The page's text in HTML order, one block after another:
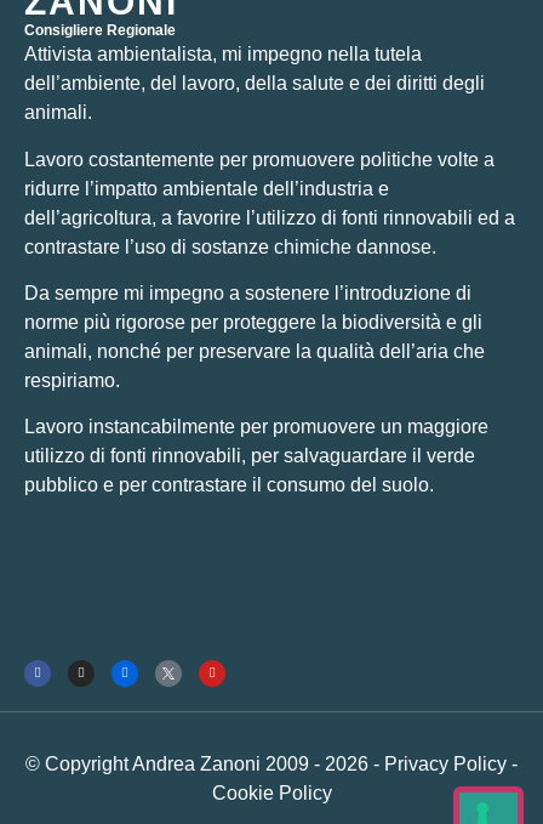
Consigliere Regionale
Attivista ambientalista, mi impegno nella tutela
dell’ambiente, del lavoro, della salute e dei diritti degli
animali.
Lavoro costantemente per promuovere politiche volte a
ridurre l’impatto ambientale dell’industria e
dell’agricoltura, a favorire l’utilizzo di fonti rinnovabili ed a
contrastare l’uso di sostanze chimiche dannose.
Da sempre mi impegno a sostenere l’introduzione di
norme più rigorose per proteggere la biodiversità e gli
animali, nonché per preservare la qualità dell’aria che
respiriamo.
Lavoro instancabilmente per promuovere un maggiore
utilizzo di fonti rinnovabili, per salvaguardare il verde
pubblico e per contrastare il consumo del suolo.
© Copyright Andrea Zanoni 2009 - 2026 - Privacy Policy -
Cookie Policy